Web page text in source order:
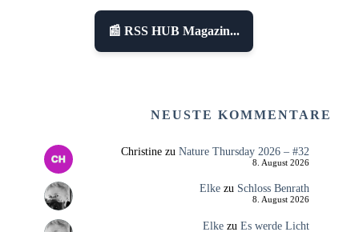
📰 RSS HUB Magazin...
NEUSTE KOMMENTARE
Christinezu Nature Thursday 2026 – #32
8. August 2026
Elkezu Schloss Benrath
8. August 2026
Elkezu Es werde Licht